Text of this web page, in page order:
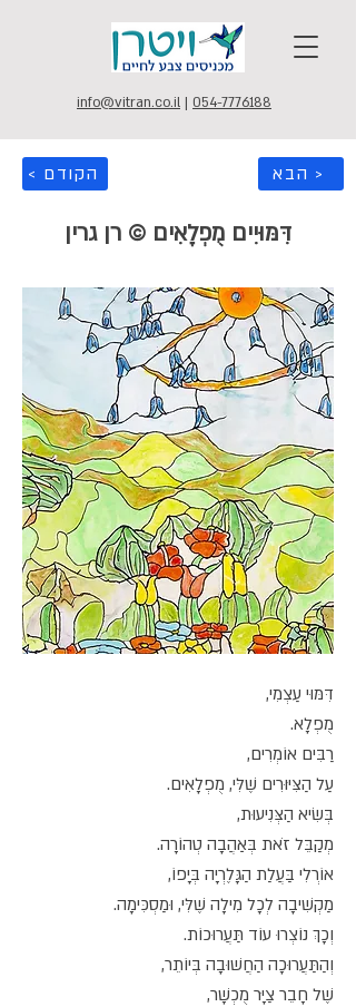
info@vitran.co.il | 054-7776188
< הקודם הבא >
דִּמּוּיִים מֻפְלָאִים © רן גרין
דִּמּוּי עַצְמִי,
מֻפְלָא.
רַבִּים אוֹמְרִים,
עַל הַצִּיּוּרִים שֶׁלִּי, מֻפְלָאִים.
בְּשִׂיא הַצְּנִיעוּת,
מְקַבֵּל זֹאת בְּאַהֲבָה טְהוֹרָה.
אוֹרְלִי בַּעֲלַת הַגָּלֶרְיָה בְּיָפוֹ,
מַקְשִׁיבָה לְכָל מִילָה שֶׁלִּי, וּמַסְכִּימָה.
וְכָךְ נוֹצְרוּ עוֹד תַּעֲרוּכוֹת.
וְהַתַּעֲרוּכָה הַחֲשׁוּבָה בְּיוֹתֵר,
שֶׁל חָבֵר צַיָּר מֻכְשָׁר,